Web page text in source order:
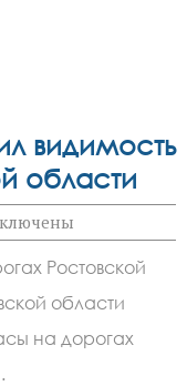
видимость
области
Ростовской
области
на дорогах